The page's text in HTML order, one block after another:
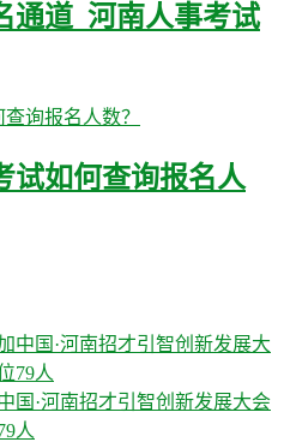
通道_河南人事考试
试如何查询报名人
国·河南招才引智创新发展大会
人